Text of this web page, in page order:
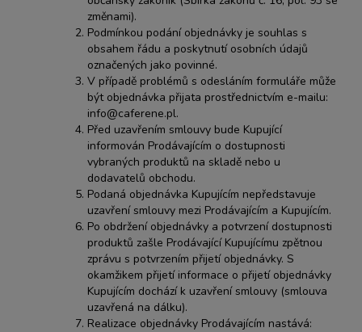
změnami).
Podmínkou podání objednávky je souhlas s
obsahem řádu a poskytnutí osobních údajů
označených jako povinné.
V případě problémů s odesláním formuláře může
být objednávka přijata prostřednictvím e-mailu:
info@caferene.pl.
Před uzavřením smlouvy bude Kupující
informován Prodávajícím o dostupnosti
vybraných produktů na skladě nebo u
dodavatelů obchodu.
Podaná objednávka Kupujícím nepředstavuje
uzavření smlouvy mezi Prodávajícím a Kupujícím.
Po obdržení objednávky a potvrzení dostupnosti
produktů zašle Prodávající Kupujícímu zpětnou
zprávu s potvrzením přijetí objednávky. S
okamžikem přijetí informace o přijetí objednávky
Kupujícím dochází k uzavření smlouvy (smlouva
uzavřená na dálku).
Realizace objednávky Prodávajícím nastává: